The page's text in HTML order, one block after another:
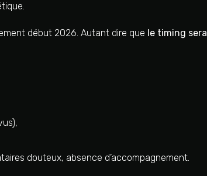
début 2026. Autant dire que le timing sera
douteux, absence d’accompagnement.